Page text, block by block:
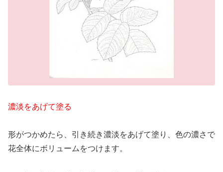
濃淡をあげて塗る
形がつかめたら、引き続き濃淡をあげて塗り、色の濃さで
花全体にボリュームをつけます。